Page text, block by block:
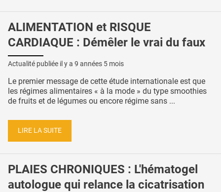
ALIMENTATION et RISQUE
CARDIAQUE : Démêler le vrai du faux
Actualité publiée il y a 9 années 5 mois
Le premier message de cette étude internationale est que
les régimes alimentaires « à la mode » du type smoothies
de fruits et de légumes ou encore régime sans ...
LIRE LA SUITE
PLAIES CHRONIQUES : L'hématogel
autologue qui relance la cicatrisation